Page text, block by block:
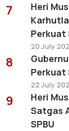
7
Heri
Perkuat
20 July
8
Perkuat
22 July
9
Heri
Satgas
SPBU